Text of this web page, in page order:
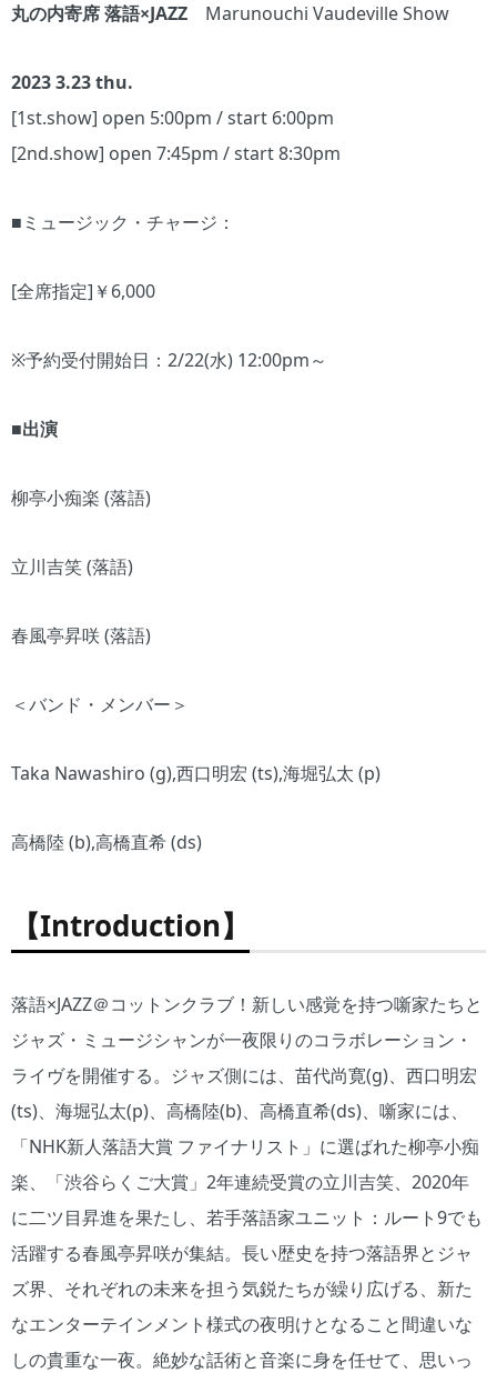
丸の内寄席 落語×JAZZ Marunouchi Vaudeville Show
2023 3.23 thu.
[1st.show] open 5:00pm / start 6:00pm
[2nd.show] open 7:45pm / start 8:30pm
■ミュージック・チャージ：
[全席指定]￥6,000
※予約受付開始日：2/22(水) 12:00pm～
■出演
柳亭小痴楽 (落語)
立川吉笑 (落語)
春風亭昇咲 (落語)
＜バンド・メンバー＞
Taka Nawashiro (g),西口明宏 (ts),海堀弘太 (p)
高橋陸 (b),高橋直希 (ds)
【Introduction】
落語×JAZZ＠コットンクラブ！新しい感覚を持つ噺家たちと
ジャズ・ミュージシャンが一夜限りのコラボレーション・
ライヴを開催する。ジャズ側には、苗代尚寛(g)、西口明宏
(ts)、海堀弘太(p)、高橋陸(b)、高橋直希(ds)、噺家には、
「NHK新人落語大賞 ファイナリスト」に選ばれた柳亭小痴
楽、「渋谷らくご大賞」2年連続受賞の立川吉笑、2020年
に二ツ目昇進を果たし、若手落語家ユニット：ルート9でも
活躍する春風亭昇咲が集結。長い歴史を持つ落語界とジャ
ズ界、それぞれの未来を担う気鋭たちが繰り広げる、新た
なエンターテインメント様式の夜明けとなること間違いな
しの貴重な一夜。絶妙な話術と音楽に身を任せて、思いっ